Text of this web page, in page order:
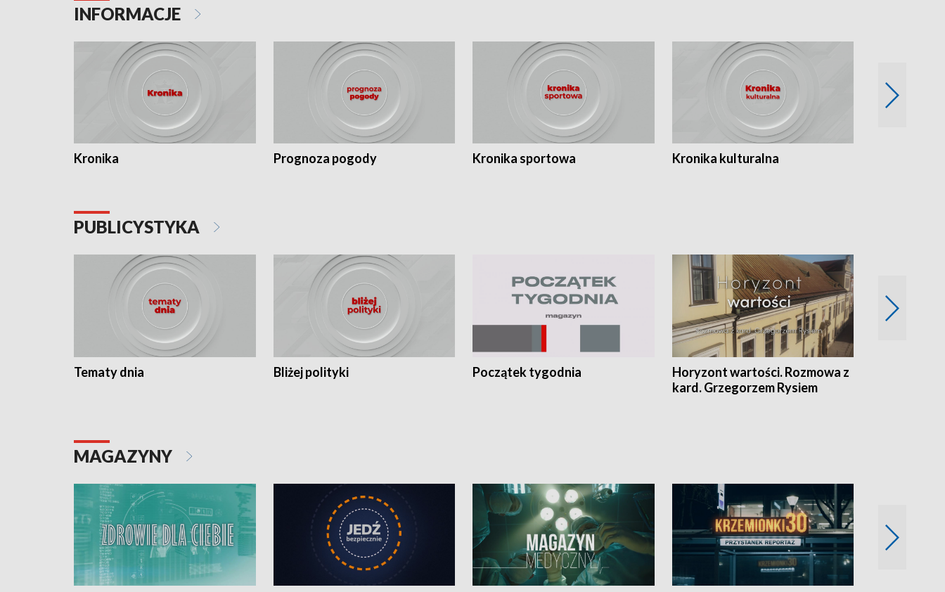
INFORMACJE
Kronika Prognoza pogody Kronika sportowa Kronika kulturalna
PUBLICYSTYKA
Tematy dnia Bliżej polityki Początek tygodnia
Horyzont wartości. Rozmowa z
kard. Grzegorzem Rysiem
MAGAZYNY